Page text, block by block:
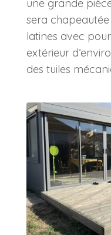
une grande
sera
latines avec
extérieur
des tuiles